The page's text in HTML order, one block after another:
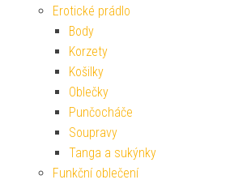
Erotické prádlo
Body
Korzety
Košilky
Oblečky
Punčocháče
Soupravy
Tanga a sukýnky
Funkční oblečení